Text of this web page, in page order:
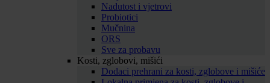
Nadutost i vjetrovi
Probiotici
Mučnina
ORS
Sve za probavu
Kosti, zglobovi, mišići
Dodaci prehrani za kosti, zglobove i mišiće